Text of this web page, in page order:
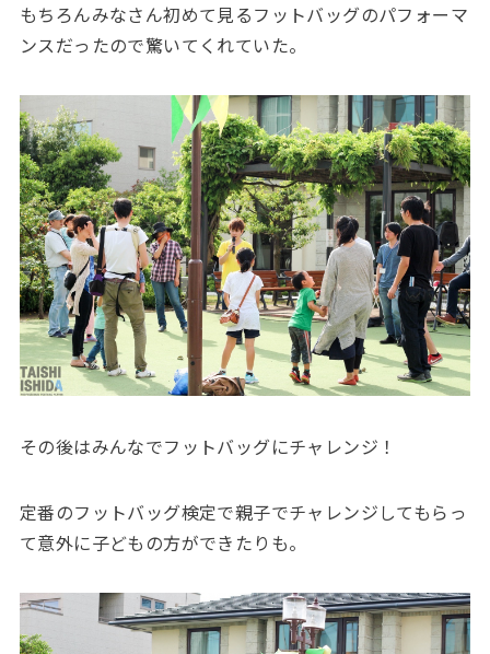
もちろんみなさん初めて見るフットバッグのパフォーマ
ンスだったので驚いてくれていた。
その後はみんなでフットバッグにチャレンジ！
定番のフットバッグ検定で親子でチャレンジしてもらっ
て意外に子どもの方ができたりも。